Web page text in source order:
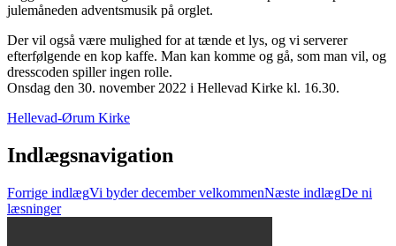
julemåneden adventsmusik på orglet.
Der vil også være mulighed for at tænde et lys, og vi serverer
efterfølgende en kop kaffe. Man kan komme og gå, som man vil, og
dresscoden spiller ingen rolle.
Onsdag den 30. november 2022 i Hellevad Kirke kl. 16.30.
Hellevad-Ørum Kirke
Indlægsnavigation
Forrige indlægVi byder december velkommenNæste indlægDe ni
læsninger